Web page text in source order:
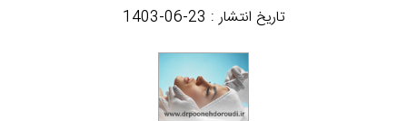
تاریخ انتشار : 1403-06-23